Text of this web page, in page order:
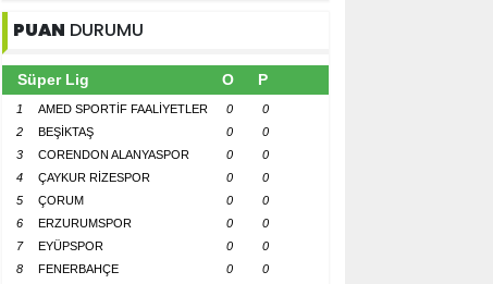
PUAN DURUMU
Süper Lig O P
1 AMED SPORTİF FAALİYETLER 0
0
2
BEŞİKTAŞ 0
0
3
CORENDON ALANYASPOR 0
0
4
ÇAYKUR RİZESPOR 0
0
5
ÇORUM 0
0
6
ERZURUMSPOR 0
0
7
EYÜPSPOR 0
0
8
FENERBAHÇE 0
0